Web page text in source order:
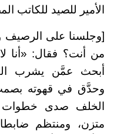
الأمير للصيد للكاتب
[وجلسنا على الرصيف
من أنت؟ فقال: «أنا
أبحث عمَّن يشرب
وحدَّق في قهوته
الخلف صدى خطوات
متزن، ومنتظم